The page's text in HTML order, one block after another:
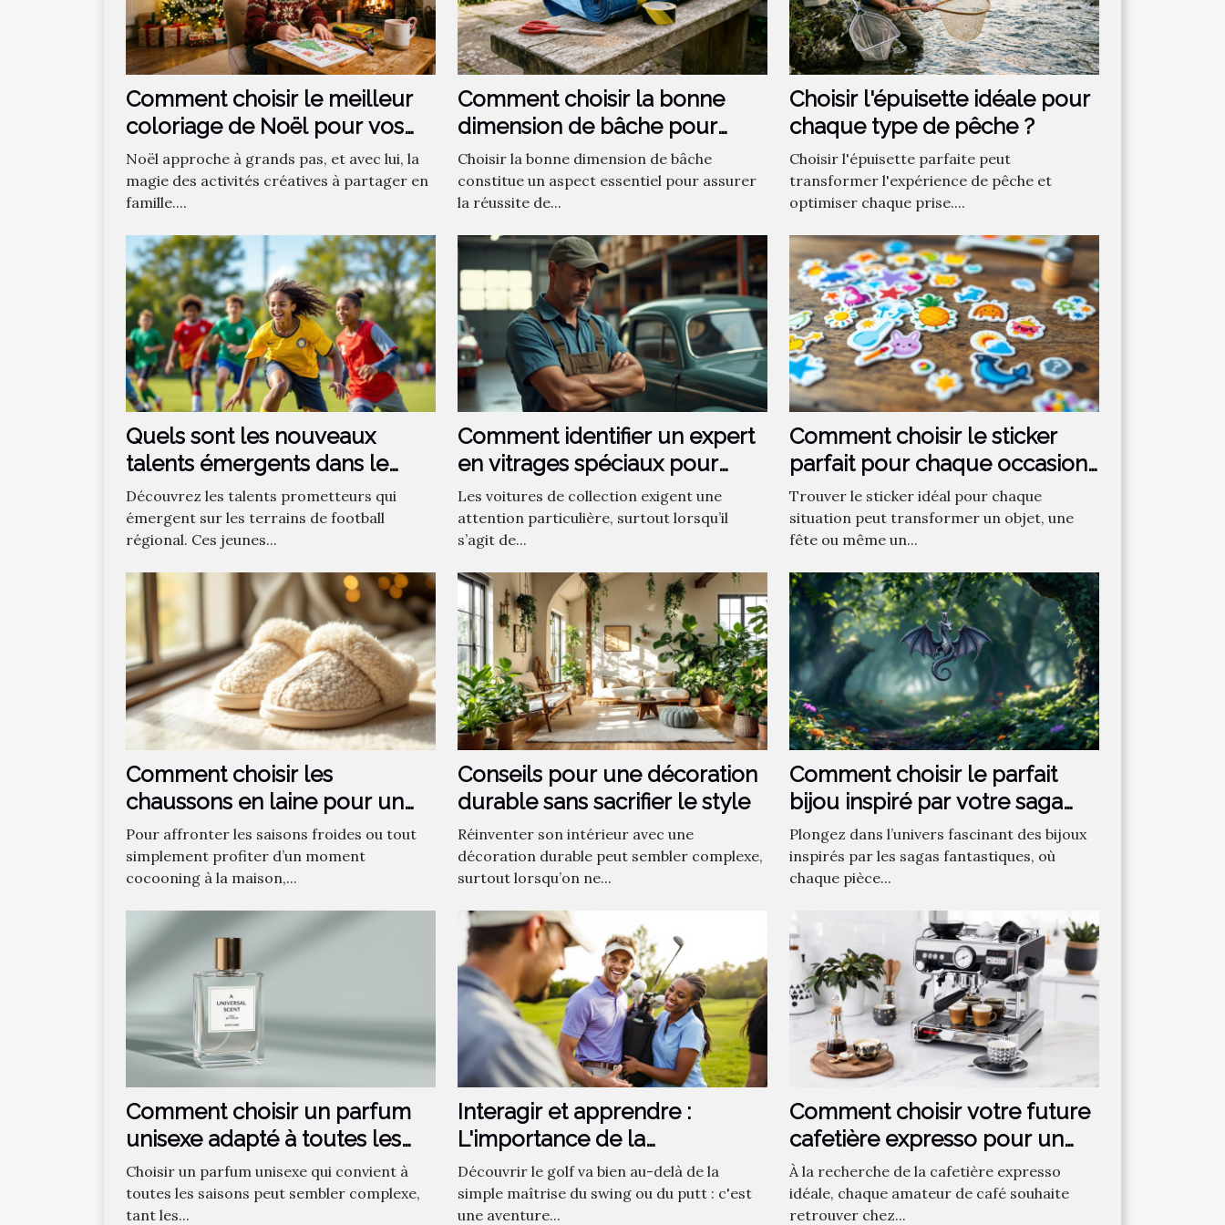
Comment choisir le meilleur
coloriage de Noël pour vos
enfants ?
Noël approche à grands pas, et avec lui, la
magie des activités créatives à partager en
famille....
Comment choisir la bonne
dimension de bâche pour
votre projet ?
Choisir la bonne dimension de bâche
constitue un aspect essentiel pour assurer
la réussite de...
Choisir l'épuisette idéale pour
chaque type de pêche ?
Choisir l'épuisette parfaite peut
transformer l'expérience de pêche et
optimiser chaque prise....
Quels sont les nouveaux
talents émergents dans le
football régional ?
Découvrez les talents prometteurs qui
émergent sur les terrains de football
régional. Ces jeunes...
Comment identifier un expert
en vitrages spéciaux pour
voitures de collection ?
Les voitures de collection exigent une
attention particulière, surtout lorsqu’il
s’agit de...
Comment choisir le sticker
parfait pour chaque occasion
?
Trouver le sticker idéal pour chaque
situation peut transformer un objet, une
fête ou même un...
Comment choisir les
chaussons en laine pour un
confort optimal ?
Pour affronter les saisons froides ou tout
simplement profiter d’un moment
cocooning à la maison,...
Conseils pour une décoration
durable sans sacrifier le style
Réinventer son intérieur avec une
décoration durable peut sembler complexe,
surtout lorsqu’on ne...
Comment choisir le parfait
bijou inspiré par votre saga
fantastique préférée ?
Plongez dans l’univers fascinant des bijoux
inspirés par les sagas fantastiques, où
chaque pièce...
Comment choisir un parfum
unisexe adapté à toutes les
saisons ?
Choisir un parfum unisexe qui convient à
toutes les saisons peut sembler complexe,
tant les...
Interagir et apprendre :
L'importance de la
communauté dans
l'apprentissage du golf
Découvrir le golf va bien au-delà de la
simple maîtrise du swing ou du putt : c'est
une aventure...
Comment choisir votre future
cafetière expresso pour un
café parfait ?
À la recherche de la cafetière expresso
idéale, chaque amateur de café souhaite
retrouver chez...